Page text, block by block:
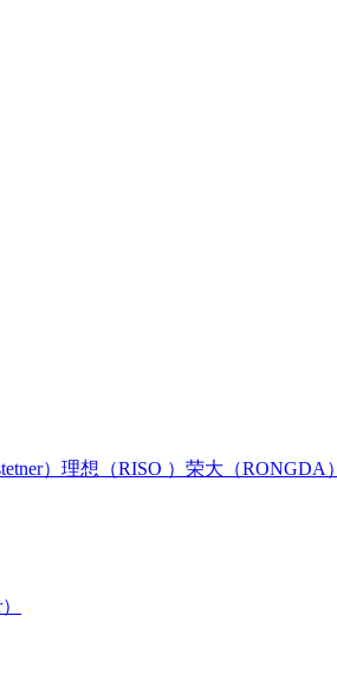
） 理想（RISO ） 荣大（RONGDA）